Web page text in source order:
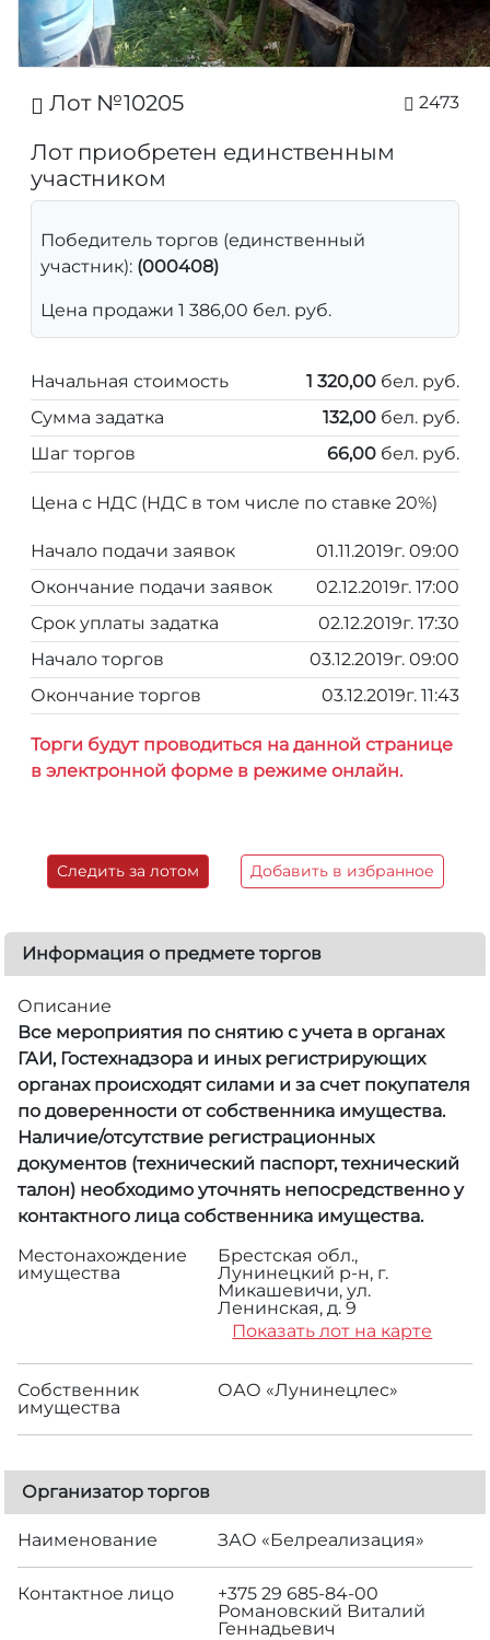
Лот №10205 2473
Лот приобретен единственным
участником
Победитель торгов (единственный
участник): (000408)
Цена продажи 1 386,00 бел. руб.
Начальная стоимость 1 320,00 бел. руб.
Сумма задатка
132,00 бел. руб.
Шаг торгов
66,00 бел. руб.
Цена с НДС (НДС в том числе по ставке 20%)
Начало подачи заявок
01.11.2019г. 09:00
Окончание подачи заявок
02.12.2019г. 17:00
Срок уплаты задатка
02.12.2019г. 17:30
Начало торгов
03.12.2019г. 09:00
Окончание торгов
03.12.2019г. 11:43
Торги будут проводиться на данной странице
в электронной форме в режиме онлайн.
Следить за лотом Добавить в избранное
Информация о предмете торгов
Описание
Все мероприятия по снятию с учета в органах
ГАИ, Гостехнадзора и иных регистрирующих
органах происходят силами и за счет покупателя
по доверенности от собственника имущества.
Наличие/отсутствие регистрационных
документов (технический паспорт, технический
талон) необходимо уточнять непосредственно у
контактного лица собственника имущества.
Местонахождение
имущества
Брестская обл.,
Лунинецкий р-н, г.
Микашевичи, ул.
Ленинская, д. 9
Показать лот на карте
Собственник
имущества
ОАО «Лунинецлес»
Организатор торгов
Наименование ЗАО «Белреализация»
Контактное лицо
+375 29 685-84-00
Романовский Виталий
Геннадьевич